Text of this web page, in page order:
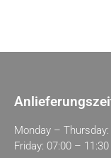
Monday –
Friday: 07:00 – 11:30